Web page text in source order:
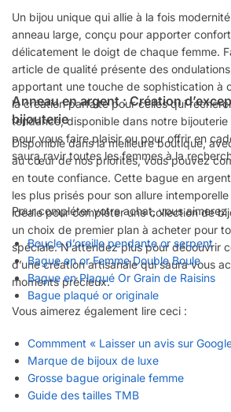
Un bijou unique qui allie à la fois
anneau large, conçu pour apporter
délicatement le doigt de chaque femme.
article de qualité présente des
apportant une touche de sophistication à
la création parfaite pour celles qui
tendance, disponible dans notre bijouterie
pour vous faire plaisir ou pour offrir en
saura ravir toutes les femmes à la
Anneau en argent : Création
bijouterie
Disponible dans la meilleure boutique,
au cœur de nos priorités, vous pouvez
en toute confiance. Cette bague en
les plus prisés pour son allure
idéale pour compléter une collection de
un choix de premier plan à acheter pour
spéciale. N’attendez plus pour découvrir
d’une création artisanale qui saura vous
moments précieux.
Pour compléter votre achat, vous aimerez
Boucle d’oreille pendante or serpent
Bague en or Femme Double Boule
Bague en Plaqué Or Grain de Raisins
Bague plaqué or originale
Vous aimerez également lire ceci :
Commment « Laisser un avis sur
Marque de bijoux de luxe
Grosse bague originale femme
Guide des tailles TMB